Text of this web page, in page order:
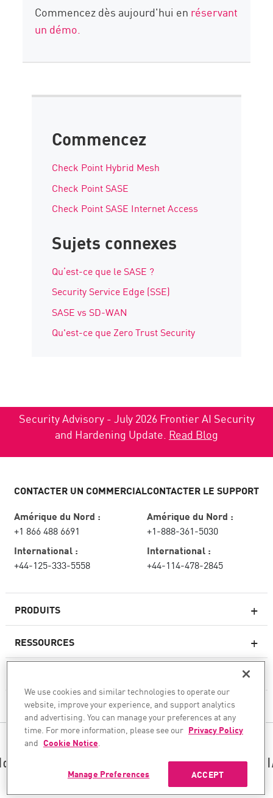
Commencez dès aujourd'hui en réservant
un démo.
Commencez
Check Point Hybrid Mesh
Check Point SASE
Check Point SASE Internet Access
Sujets connexes
Qu’est-ce que le SASE ?
Security Service Edge (SSE)
SASE vs SD-WAN
Qu'est-ce que Zero Trust Security
Security Advisory - July 2026 Frontier AI Security
and Hardening Update. Read Blog
PRODUITS
Pare-feux de nouvelle génération
Sécurité réseau pour le cloud
WAF
RESSOURCES
CHECK POINT
CONTACTER UN COMMERCIAL
Amérique du Nord :
+1 866 488 6691
International :
+44-125-333-5558
CONTACTER LE SUPPORT
Amérique du Nord :
+1-888-361-5030
International :
+44-114-478-2845
SUIVEZ-NOUS
sécurisons votre transformation en matière
©1994–2026 Check Point Software Technologies Ltd. Tous droits réservés.
Paramètres des cookies Obtenez les dernières nouvelles
We use cookies and similar technologies to operate our
website, improve your experience, and support analytics
and advertising. You can manage your preferences at any
time. For more information, please see our Privacy Policy
and Cookie Notice.
ACCEPT
Manage Preferences